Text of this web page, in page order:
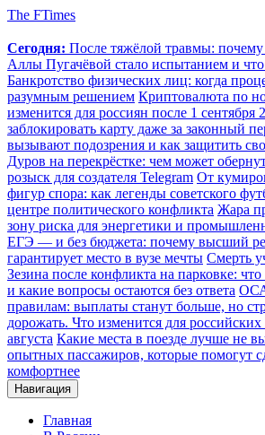
The FTimes
Сегодня: После тяжёлой травмы: почему
Аллы Пугачёвой стало испытанием и что
Банкротство физических лиц: когда
разумным решением Криптовалюта по
изменится для россиян после 1 сентября
заблокировать карту даже за законный
вызывают подозрения и как защитить
Дуров на перекрёстке: чем может
розыск для создателя Telegram От
фигур спора: как легенды советского
центре политического конфликта Жара
зону риска для энергетики и
ЕГЭ — и без бюджета: почему высший
гарантирует место в вузе мечты Смерть
Зезина после конфликта на парковке: что
и какие вопросы остаются без ответа
правилам: выплаты станут больше, но
дорожать. Что изменится для российских
августа Какие места в поезде лучше не
опытных пассажиров, которые помогут
комфортнее
Навигация
Главная